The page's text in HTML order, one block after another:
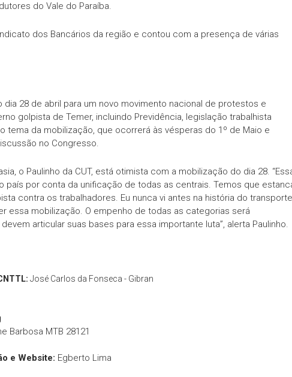
do Vale do Paraíba.
dos Bancários da região e contou com a presença de várias
28 de abril para um novo movimento nacional de protestos e
golpista de Temer, incluindo Previdência, legislação trabalhista
tema da mobilização, que ocorrerá às vésperas do 1º de Maio e
no Congresso.
o Paulinho da CUT, está otimista com a mobilização do dia 28.
país por conta da unificação de todas as centrais. Temos que
contra os trabalhadores. Eu nunca vi antes na história do transporte
essa mobilização. O empenho de todas as categorias será
articular suas bases para essa importante luta”, alerta Paulinho.
José Carlos da Fonseca - Gibran
Barbosa MTB 28121
e Website: Egberto Lima